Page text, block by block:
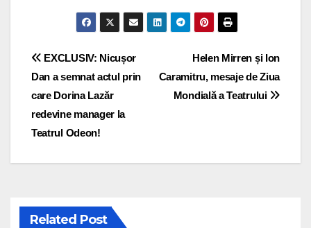
Post navigationHelen Mirren și Ion
Caramitru, mesaje de Ziua
Mondială a Teatrului
EXCLUSIV: Nicușor
Dan a semnat actul prin
care Dorina Lazăr
redevine manager la
Teatrul Odeon!
Related Post